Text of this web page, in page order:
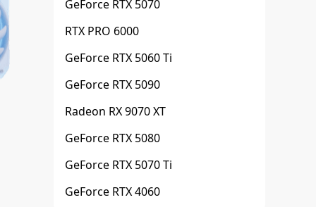
GeForce RTX 5070
RTX PRO 6000
GeForce RTX 5060 Ti
GeForce RTX 5090
Radeon RX 9070 XT
GeForce RTX 5080
GeForce RTX 5070 Ti
GeForce RTX 4060